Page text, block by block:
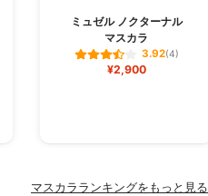
ミュゼル ノクターナル
マスカラ
3.92(4)
¥2,900
マスカラランキングをもっと見る